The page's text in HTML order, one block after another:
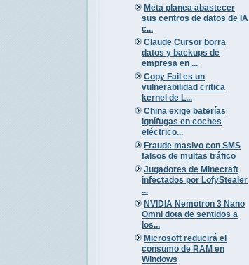
Meta planea abastecer
sus centros de datos de IA
c...
Claude Cursor borra
datos y backups de
empresa en ...
Copy Fail es un
vulnerabilidad critica
kernel de L...
China exige baterías
ignífugas en coches
eléctrico...
Fraude masivo con SMS
falsos de multas tráfico
Jugadores de Minecraft
infectados por LofyStealer
...
NVIDIA Nemotron 3 Nano
Omni dota de sentidos a
los...
Microsoft reducirá el
consumo de RAM en
Windows